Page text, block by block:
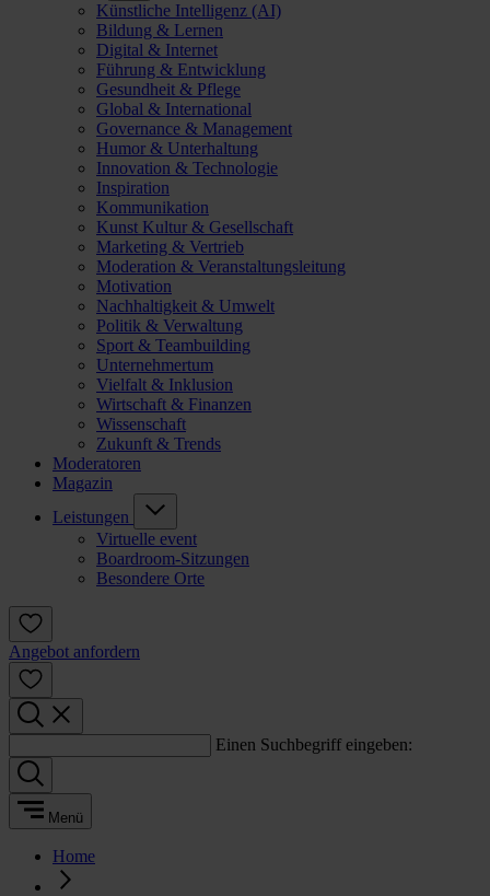
Künstliche Intelligenz (AI)
Bildung & Lernen
Digital & Internet
Führung & Entwicklung
Gesundheit & Pflege
Global & International
Governance & Management
Humor & Unterhaltung
Innovation & Technologie
Inspiration
Kommunikation
Kunst Kultur & Gesellschaft
Marketing & Vertrieb
Moderation & Veranstaltungsleitung
Motivation
Nachhaltigkeit & Umwelt
Politik & Verwaltung
Sport & Teambuilding
Unternehmertum
Vielfalt & Inklusion
Wirtschaft & Finanzen
Wissenschaft
Zukunft & Trends
Moderatoren
Magazin
Leistungen
Virtuelle event
Boardroom-Sitzungen
Besondere Orte
Angebot anfordern
Einen Suchbegriff eingeben:
Menü
Home